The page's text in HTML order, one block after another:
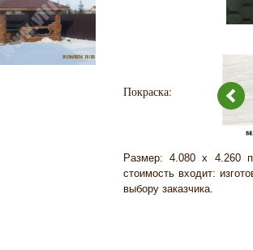
Покраска:
Размер: 4.080 х 4.260
стоимость входит:
выбору заказчика.